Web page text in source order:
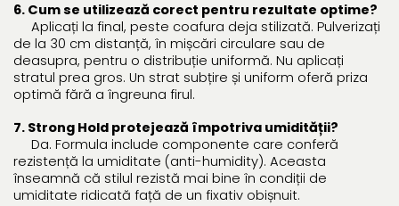
6. Cum se utilizează corect pentru rezultate optime?
Aplicați la final, peste coafura deja stilizată. Pulverizați
de la 30 cm distanță, în mișcări circulare sau de
deasupra, pentru o distribuție uniformă. Nu aplicați
stratul prea gros. Un strat subțire și uniform oferă priza
optimă fără a îngreuna firul.
7. Strong Hold protejează împotriva umidității?
Da. Formula include componente care conferă
rezistență la umiditate (anti-humidity). Aceasta
înseamnă că stilul rezistă mai bine în condiții de
umiditate ridicată față de un fixativ obișnuit.